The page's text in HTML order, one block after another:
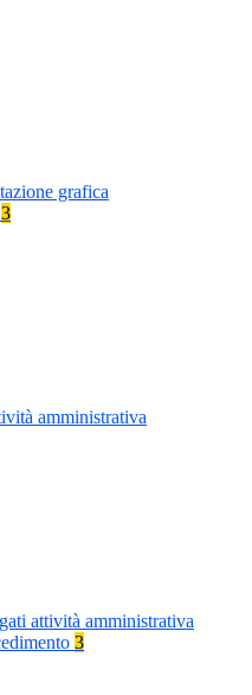
grafica
3
amministrativa
attività amministrativa
3